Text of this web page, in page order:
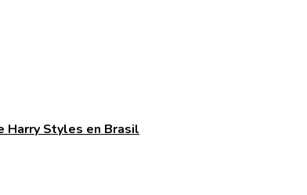
Harry Styles en Brasil